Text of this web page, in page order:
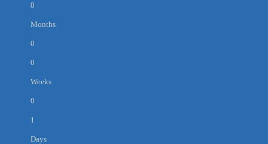
0
Months
0
0
Weeks
0
1
Days